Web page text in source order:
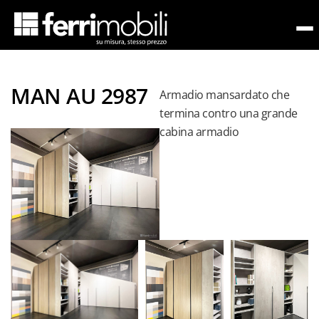
Camerette
con letti
funzionali
Camerette
con
armadi
MAN AU 2987
Armadio mansardato che
termina contro una grande
cabina armadio